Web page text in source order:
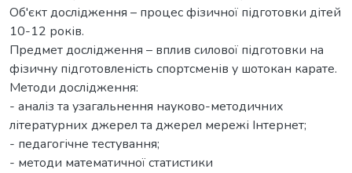
Об'єкт дослідження – процес фізичної підготовки дітей
10-12 років.
Предмет дослідження – вплив силової підготовки на
фізичну підготовленість спортсменів у шотокан карате.
Методи дослідження:
- аналіз та узагальнення науково-методичних
літературних джерел та джерел мережі Інтернет;
- педагогічне тестування;
- методи математичної статистики